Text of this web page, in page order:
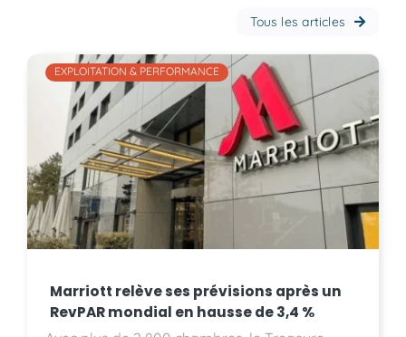
Tous les articles
EXPLOITATION & PERFORMANCE
Marriott relève ses prévisions après un
RevPAR mondial en hausse de 3,4 %